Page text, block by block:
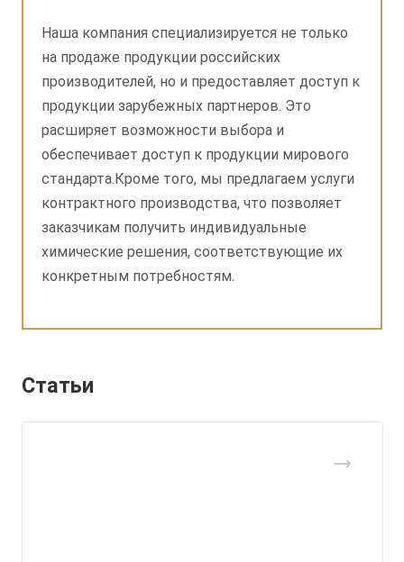
Наша компания специализируется не только
на продаже продукции российских
производителей, но и предоставляет доступ к
продукции зарубежных партнеров. Это
расширяет возможности выбора и
обеспечивает доступ к продукции мирового
стандарта.Кроме того, мы предлагаем услуги
контрактного производства, что позволяет
заказчикам получить индивидуальные
химические решения, соответствующие их
конкретным потребностям.
Статьи